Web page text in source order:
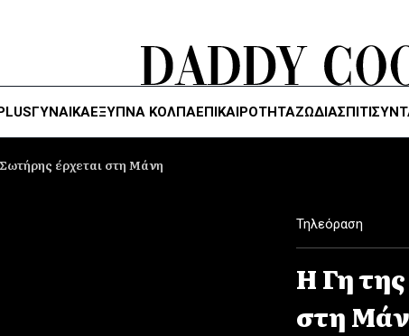
ΓΥΝΑΙΚΑΈΞΥΠΝΑ ΚΌΛΠΑΕΠΙΚΑΙΡΟΤΗΤΑΖΏΔΙΑΣΠΙΤΙ
έρχεται στη Μάνη
Τηλεόραση
Η Γη
στη